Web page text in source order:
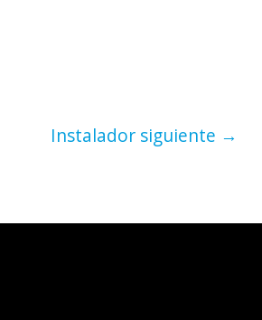
Instalador siguiente →